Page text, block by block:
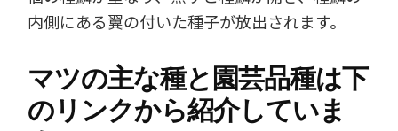
内側にある翼の付いた種子が放出されます。
マツの主な種と園芸品種は下
のリンクから紹介していま